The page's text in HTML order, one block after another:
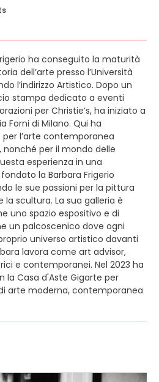
ha conseguito la maturità
dell’arte presso l’Università
l’indirizzo Artistico. Dopo un
stampa dedicato a eventi
per Christie’s, ha iniziato a
Forni di Milano. Qui ha
l’arte contemporanea
per il mondo delle
esperienza in una
la Barbara Frigerio
le sue passioni per la pittura
scultura. La sua galleria è
uno spazio espositivo e di
un palcoscenico dove ogni
universo artistico davanti
lavora come art advisor,
e contemporanei. Nel 2023 ha
la Casa d'Aste Gigarte per
arte moderna, contemporanea